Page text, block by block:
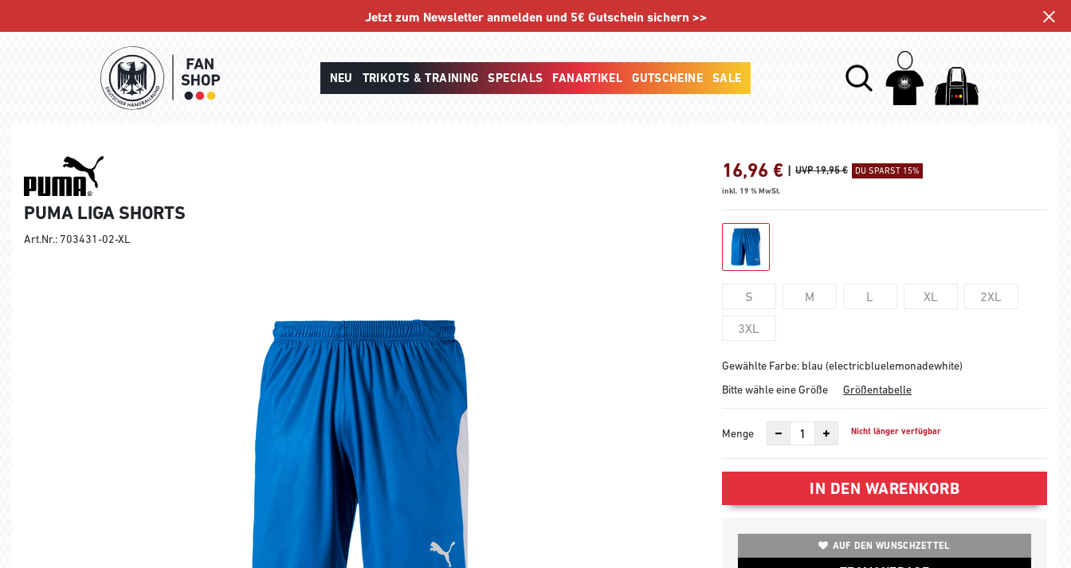
Jetzt zum Newsletter anmelden und 5€ Gutschein sichern >>
NEU TRIKOTS & TRAINING SPECIALS FANARTIKEL GUTSCHEINE SALE
PUMA LIGA SHORTS
Art.Nr.: 703431-02-XL
16,96 € | UVP 19,95 € DU SPARST 15%
inkl. 19 % MwSt.
S M L XL 2XL
3XL
Gewählte Farbe: blau (electricbluelemonadewhite)
Bitte wähle eine Größe
Größentabelle
Menge Nicht länger verfügbar
IN DEN WARENKORB
AUF DEN WUNSCHZETTEL